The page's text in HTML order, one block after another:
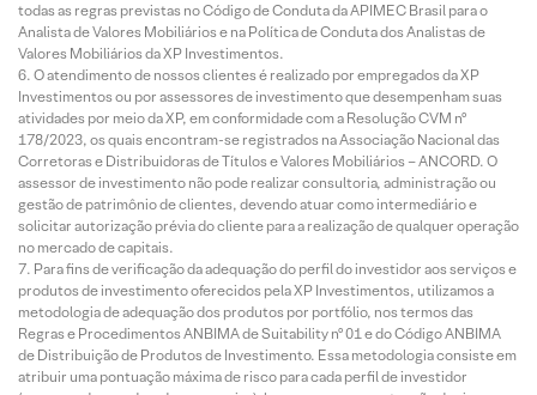
todas as regras previstas no Código de Conduta da APIMEC Brasil para o
Analista de Valores Mobiliários e na Política de Conduta dos Analistas de
Valores Mobiliários da XP Investimentos.
O atendimento de nossos clientes é realizado por empregados da XP
Investimentos ou por assessores de investimento que desempenham suas
atividades por meio da XP, em conformidade com a Resolução CVM nº
178/2023, os quais encontram-se registrados na Associação Nacional das
Corretoras e Distribuidoras de Títulos e Valores Mobiliários – ANCORD. O
assessor de investimento não pode realizar consultoria, administração ou
gestão de patrimônio de clientes, devendo atuar como intermediário e
solicitar autorização prévia do cliente para a realização de qualquer operação
no mercado de capitais.
Para fins de verificação da adequação do perfil do investidor aos serviços e
produtos de investimento oferecidos pela XP Investimentos, utilizamos a
metodologia de adequação dos produtos por portfólio, nos termos das
Regras e Procedimentos ANBIMA de Suitability nº 01 e do Código ANBIMA
de Distribuição de Produtos de Investimento. Essa metodologia consiste em
atribuir uma pontuação máxima de risco para cada perfil de investidor